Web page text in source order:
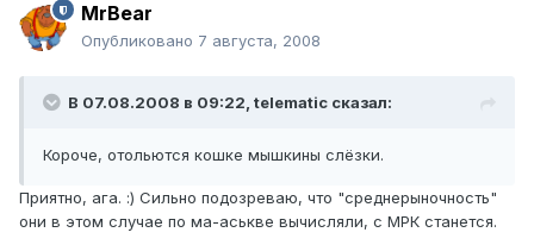
MrBear
Опубликовано 7 августа, 2008
В 07.08.2008 в 09:22, telematic сказал:
Короче, отольются кошке мышкины слёзки.
Приятно, ага. :) Сильно подозреваю, что "среднерыночность"
они в этом случае по ма-аськве вычисляли, с МРК станется.